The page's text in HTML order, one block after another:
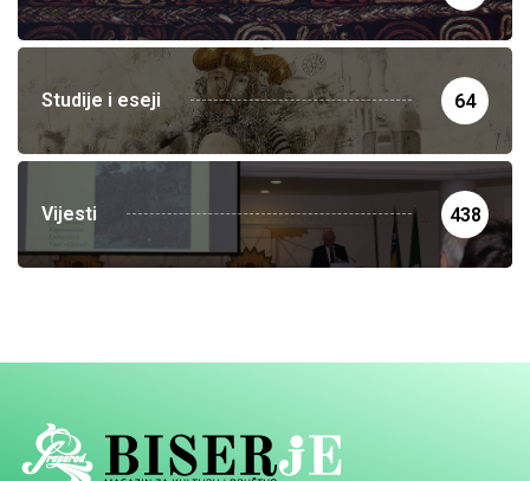
Studije i eseji 64
Vijesti 438